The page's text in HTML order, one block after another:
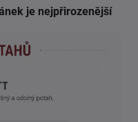
je nejpřirozenější